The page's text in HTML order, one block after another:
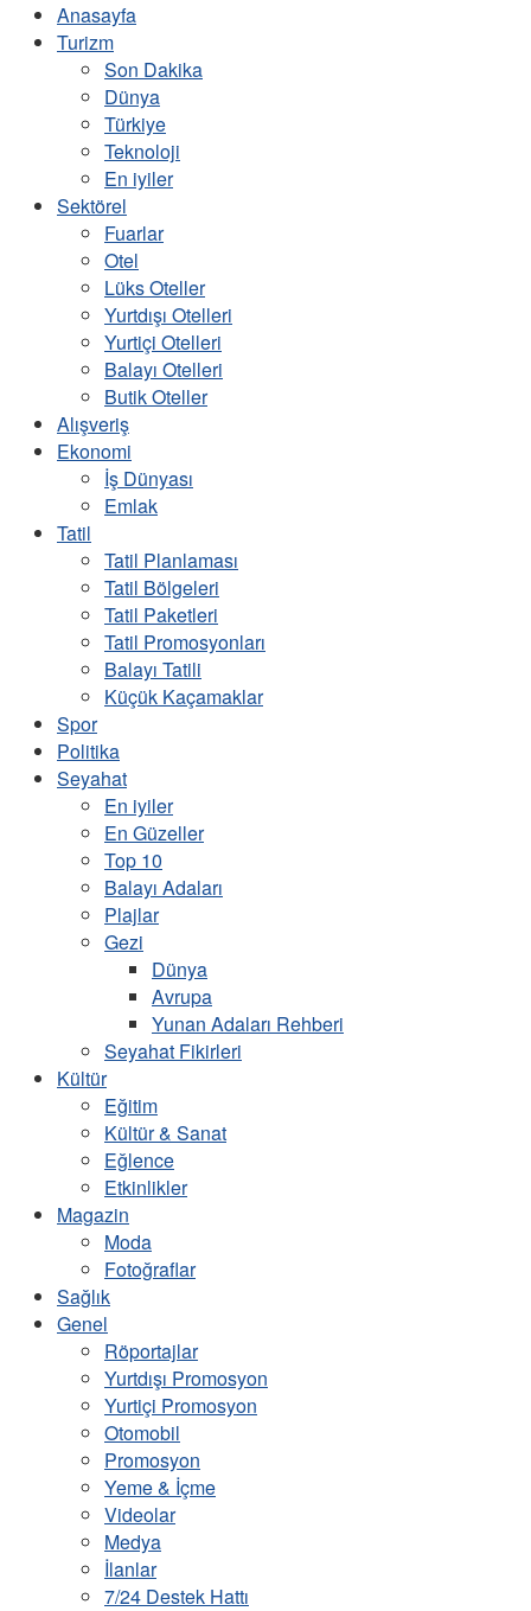
Anasayfa
Turizm
Son Dakika
Dünya
Türkiye
Teknoloji
En iyiler
Sektörel
Fuarlar
Otel
Lüks Oteller
Yurtdışı Otelleri
Yurtiçi Otelleri
Balayı Otelleri
Butik Oteller
Alışveriş
Ekonomi
İş Dünyası
Emlak
Tatil
Tatil Planlaması
Tatil Bölgeleri
Tatil Paketleri
Tatil Promosyonları
Balayı Tatili
Küçük Kaçamaklar
Spor
Politika
Seyahat
En iyiler
En Güzeller
Top 10
Balayı Adaları
Plajlar
Gezi
Dünya
Avrupa
Yunan Adaları Rehberi
Seyahat Fikirleri
Kültür
Eğitim
Kültür & Sanat
Eğlence
Etkinlikler
Magazin
Moda
Fotoğraflar
Sağlık
Genel
Röportajlar
Yurtdışı Promosyon
Yurtiçi Promosyon
Otomobil
Promosyon
Yeme & İçme
Videolar
Medya
İlanlar
7/24 Destek Hattı